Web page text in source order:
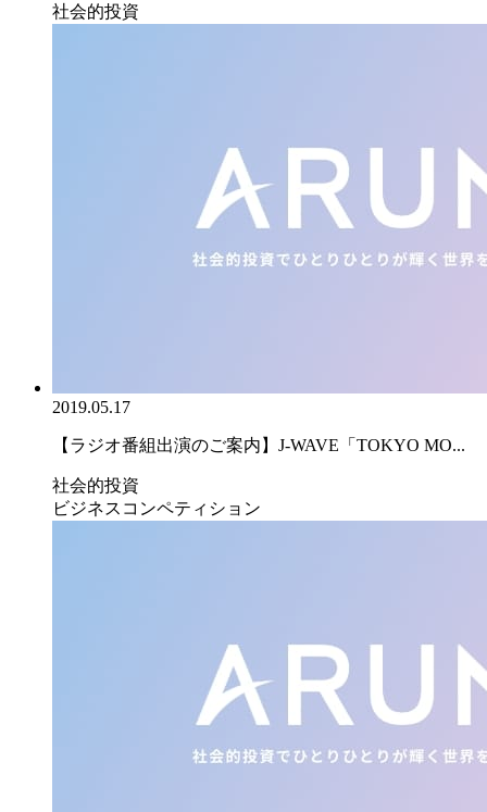
社会的投資
2019.05.17
【ラジオ番組出演のご案内】J-WAVE「TOKYO MO...
社会的投資
ビジネスコンペティション